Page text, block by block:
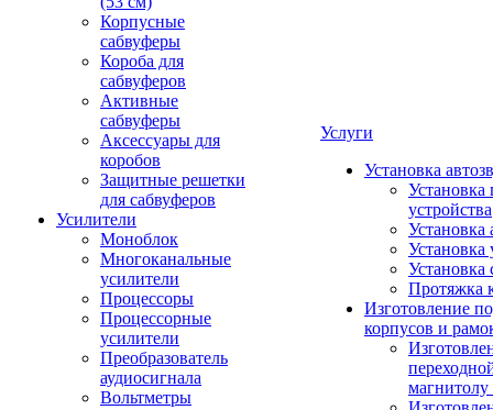
Корпусные
сабвуферы
Короба для
сабвуферов
Активные
сабвуферы
Аксессуары для
коробов
Защитные решетки
для сабвуферов
Усилители
Моноблок
Многоканальные
усилители
Процессоры
Процессорные
усилители
Преобразователь
аудиосигнала
Вольтметры
Услуги
Установка
Установка
устройства
Установка
Установка
Установка
Протяжка
Изготовление
корпусов и